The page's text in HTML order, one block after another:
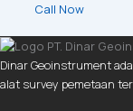
Call Now
Dinar Geoinstrument
alat survey pemetaan